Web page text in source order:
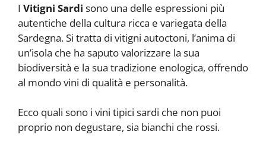
I Vitigni Sardi sono una delle espressioni più
autentiche della cultura ricca e variegata della
Sardegna. Si tratta di vitigni autoctoni, l’anima di
un’isola che ha saputo valorizzare la sua
biodiversità e la sua tradizione enologica, offrendo
al mondo vini di qualità e personalità.
Ecco quali sono i vini tipici sardi che non puoi
proprio non degustare, sia bianchi che rossi.